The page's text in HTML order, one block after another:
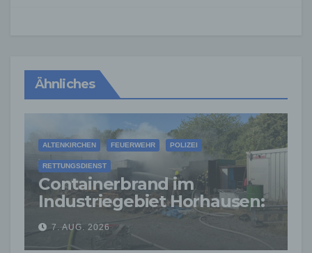
Ähnliches
ALTENKIRCHEN FEUERWEHR POLIZEI
RETTUNGSDIENST
Containerbrand im
Industriegebiet Horhausen:
Feuerwehr verhindert
weitere Ausbreitung
7. AUG. 2026